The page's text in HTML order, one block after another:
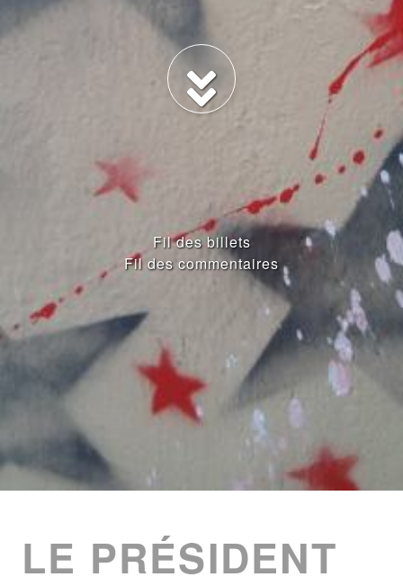
Fil des billets
Fil des commentaires
LE PRÉSIDENT